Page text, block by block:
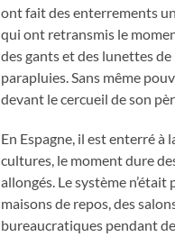
ont fait des enterrements
qui ont retransmis le
des gants et des lunettes
parapluies. Sans même
devant le cercueil de son
En Espagne, il est enterré à
cultures, le moment dure
allongés. Le système
maisons de repos, des
bureaucratiques pendant